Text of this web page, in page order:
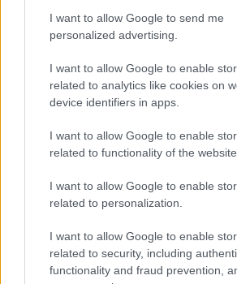
I want to allow Google to send me
personalized advertising.
I want to allow Google to enable
related to analytics like cookies on
device identifiers in apps.
I want to allow Google to enable
related to functionality of the
I want to allow Google to enable
related to personalization.
I want to allow Google to enable
related to security, including
functionality and fraud prevention,